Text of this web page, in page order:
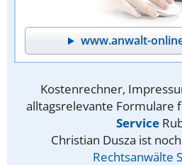
www.anwalt-
Kostenrechner,
alltagsrelevante Formulare
Service
Christian Dusza ist
Rechtsanwälte